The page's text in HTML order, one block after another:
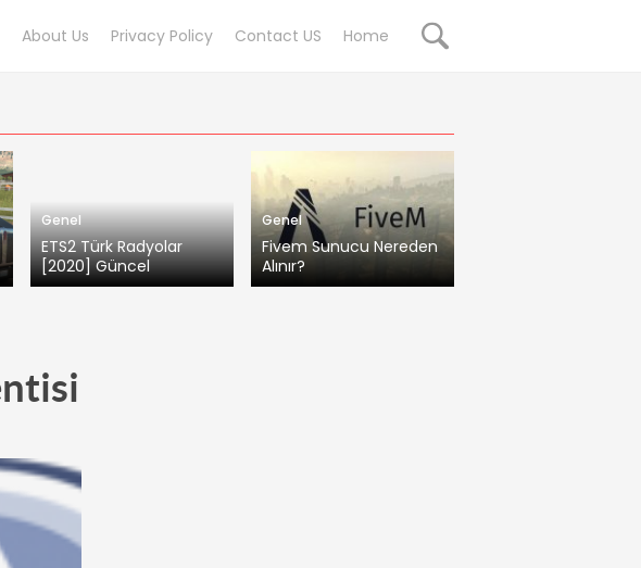
About Us Privacy Policy Contact US Home
Genel
ETS2 Türk Radyolar
[2020] Güncel
Genel
Fivem Sunucu Nereden
Alınır?